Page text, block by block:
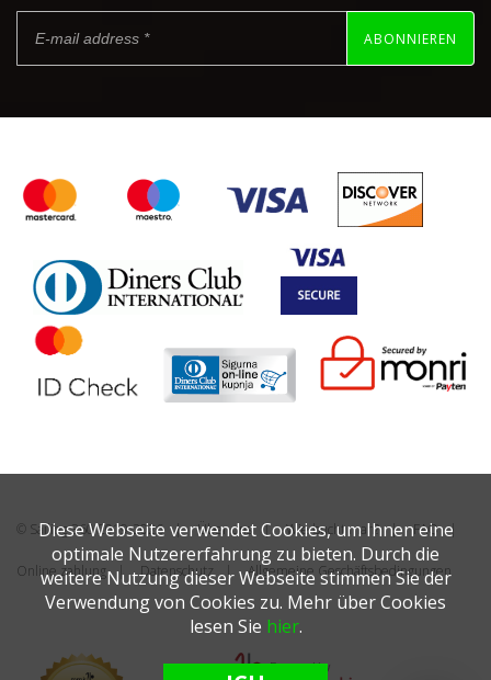
ABONNIEREN
© Sailing 360 2019-2026 Über uns Wie bucht man? FAQ
Online zahlung Datenschutz Allgemeine Geschäftsbedingungen
Diese Webseite verwendet Cookies, um Ihnen eine
optimale Nutzererfahrung zu bieten. Durch die
weitere Nutzung dieser Webseite stimmen Sie der
Verwendung von Cookies zu. Mehr über Cookies
lesen Sie hier.